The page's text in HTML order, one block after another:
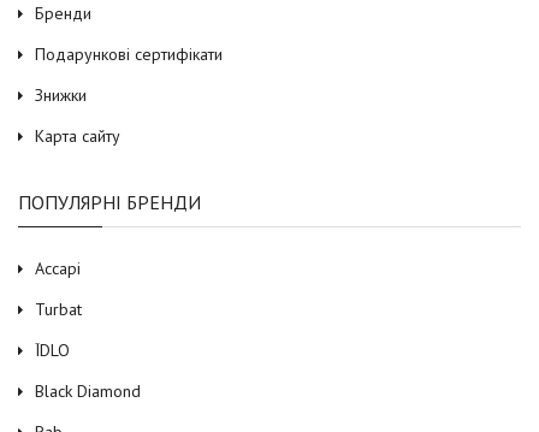
Бренди
Подарункові сертифікати
Знижки
Карта сайту
ПОПУЛЯРНІ БРЕНДИ
Accapi
Turbat
ЇDLO
Black Diamond